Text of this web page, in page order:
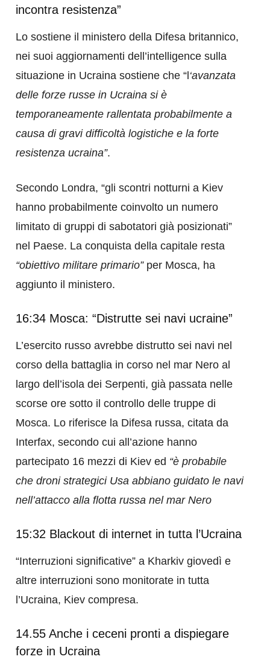
incontra resistenza”
Lo sostiene il ministero della Difesa britannico,
nei suoi aggiornamenti dell’intelligence sulla
situazione in Ucraina sostiene che “l‘avanzata
delle forze russe in Ucraina si è
temporaneamente rallentata probabilmente a
causa di gravi difficoltà logistiche e la forte
resistenza ucraina”.
Secondo Londra, “gli scontri notturni a Kiev
hanno probabilmente coinvolto un numero
limitato di gruppi di sabotatori già posizionati”
nel Paese. La conquista della capitale resta
“obiettivo militare primario”per Mosca, ha
aggiunto il ministero.
16:34 Mosca: “Distrutte sei navi ucraine”
L’esercito russo avrebbe distrutto sei navi nel
corso della battaglia in corso nel mar Nero al
largo dell’isola dei Serpenti, già passata nelle
scorse ore sotto il controllo delle truppe di
Mosca. Lo riferisce la Difesa russa, citata da
Interfax, secondo cui all’azione hanno
partecipato 16 mezzi di Kiev ed “è probabile
che droni strategici Usa abbiano guidato le navi
nell’attacco alla flotta russa nel mar Nero
15:32 Blackout di internet in tutta l’Ucraina
“Interruzioni significative” a Kharkiv giovedì e
altre interruzioni sono monitorate in tutta
l’Ucraina, Kiev compresa.
14.55 Anche i ceceni pronti a dispiegare
forze in Ucraina